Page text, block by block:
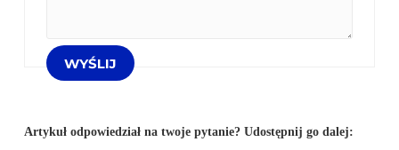
Artykuł odpowiedział na twoje pytanie? Udostępnij go dalej: